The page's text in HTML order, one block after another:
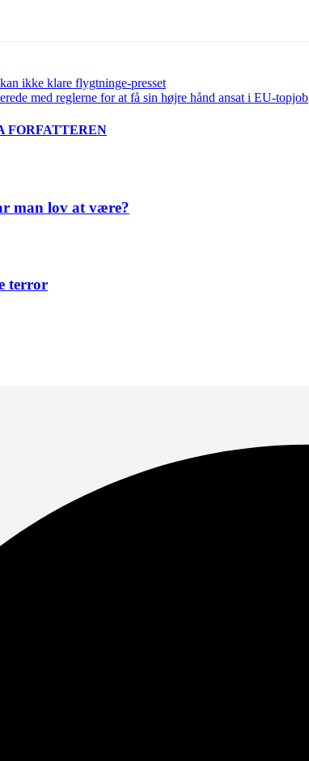
ikke klare flygtninge-presset
med reglerne for at få sin højre hånd ansat i EU-topjob
FORFATTEREN
man lov at være?
terror